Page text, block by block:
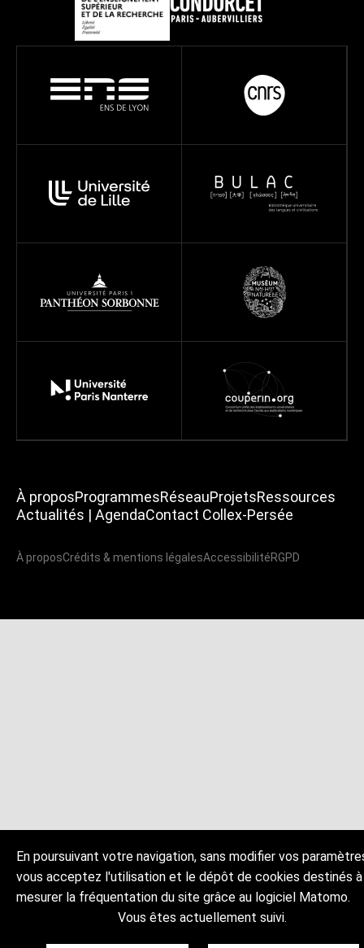
À proposProgrammesRéseauProjetsRessources
Actualités | AgendaContact Collex-Persée
À proposCrédits & mentions légalesAccessibilitéRGPD
En poursuivant votre navigation, sans modifier vos
vous acceptez l'utilisation et le dépôt de cookies destinés à
mesurer la fréquentation du site grâce au logiciel Matomo.
Vous êtes actuellement suivi.